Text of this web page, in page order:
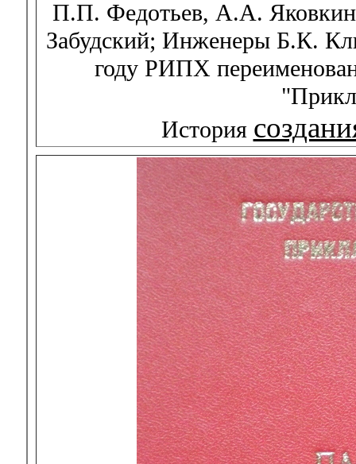
П.П. Федотьев, А.А.
Забудский; Инженеры Б.К.
году РИПХ
История